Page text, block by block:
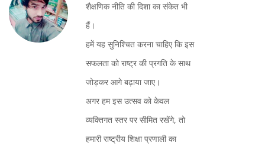
शैक्षणिक नीति की दिशा का संकेत भी
हैं।
हमें यह सुनिश्चित करना चाहिए कि इस
सफलता को राष्ट्र की प्रगति के साथ
जोड़कर आगे बढ़ाया जाए।
अगर हम इस उत्सव को केवल
व्यक्तिगत स्तर पर सीमित रखेंगे, तो
हमारी राष्ट्रीय शिक्षा प्रणाली का